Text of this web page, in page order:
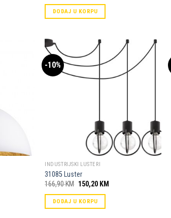
DODAJ U KORPU
-10%
INDUSTRIJSKI LUSTERI
31085 Luster
166,90KM Original
price
was:
166,90 KM.
150,20 KMCurrent
DODAJ U KORPU